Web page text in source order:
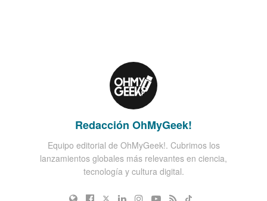
Redacción OhMyGeek!
Equipo editorial de OhMyGeek!. Cubrimos los
lanzamientos globales más relevantes en ciencia,
tecnología y cultura digital.